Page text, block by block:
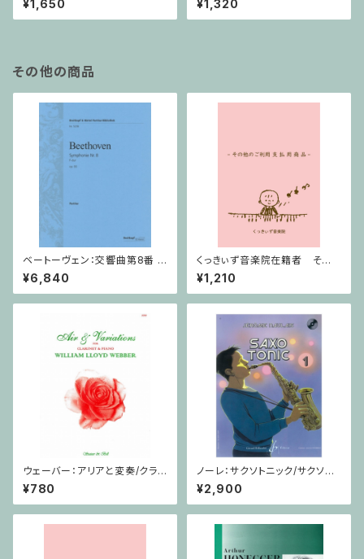
55-4, Op.75 / ヴァイオリンと
ピアノ
¥1,650 ¥1,320
その他の商品
ベートーヴェン：交響曲第8番 /
フルスコア
¥6,840
くっきぃず音楽院在籍者 その
他のご利用支払用商品 テクニ
ック
¥1,210
ウェーバー：アリアと変奏/クラリ
ネット・ピアノ
¥780
ノーレ：サクソトニック/サクソフ
ォーン・CD
¥2,900